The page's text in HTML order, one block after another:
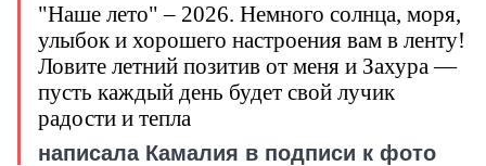
"Наше лето" – 2026. Немного солнца, моря,
улыбок и хорошего настроения вам в ленту!
Ловите летний позитив от меня и Захура —
пусть каждый день будет свой лучик
радости и тепла
написала Камалия в подписи к фото